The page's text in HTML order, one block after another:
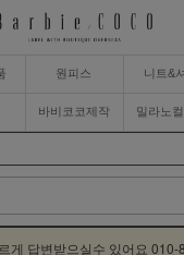
원피스 니트&
바비코코제작 밀라노
게 답변받으실수 있어요